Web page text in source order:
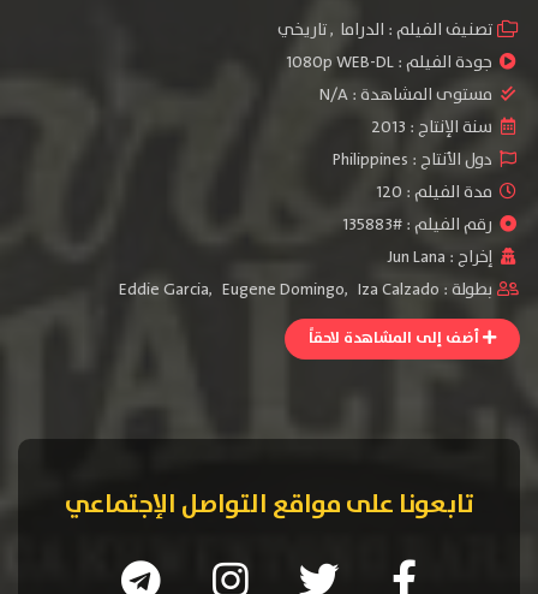
تصنيف الفيلم : الدراما ,تاريخي
جودة الفيلم :1080p WEB-DL
مستوى المشاهدة :N/A
سنة الإنتاج : 2013
دول الأنتاج : Philippines
مدة الفيلم : 120
رقم الفيلم : #135883
إخراج : Jun Lana
بطولة :
Eddie Garcia, Eugene Domingo, Iza Calzado
أضف إلى المشاهدة لاحقاً
تابعونا على مواقع التواصل الإجتماعي